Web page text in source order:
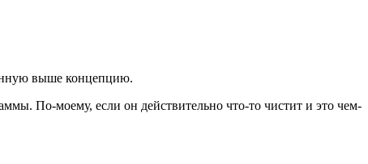
выше концепцию.
По-моему, если он действительно что-то чистит и это чем-